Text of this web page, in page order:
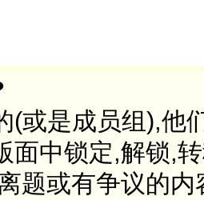
(或是成员组),他
面中锁定,解锁,
题或有争议的内